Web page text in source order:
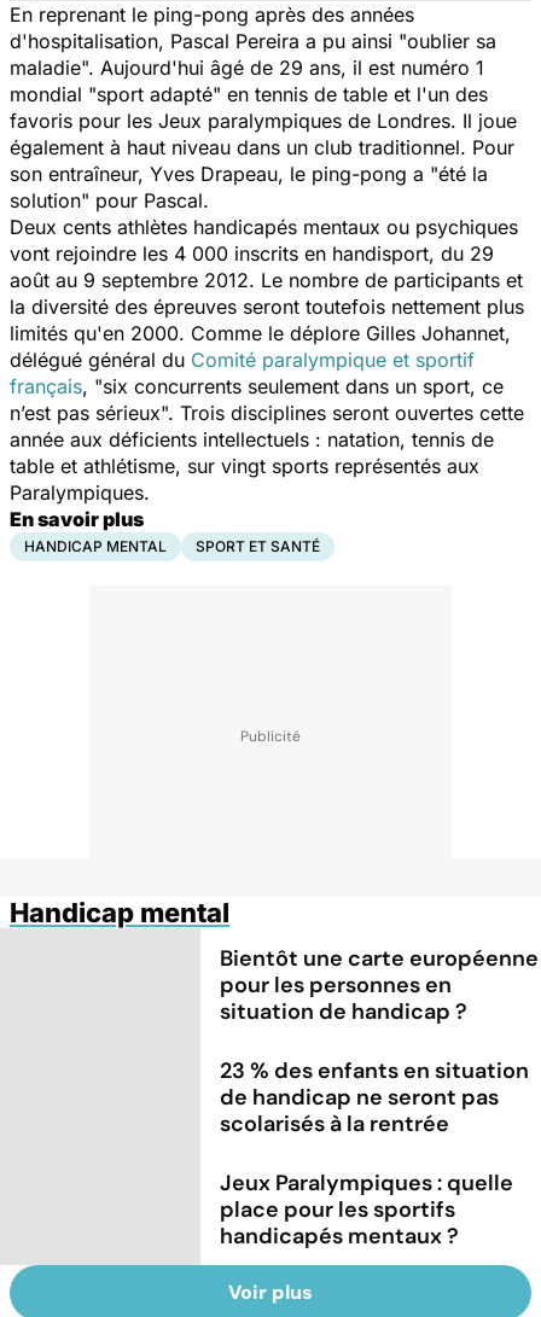
En reprenant le ping-pong après des années
d'hospitalisation, Pascal Pereira a pu ainsi "oublier sa
maladie". Aujourd'hui âgé de 29 ans, il est numéro 1
mondial "sport adapté" en tennis de table et l'un des
favoris pour les Jeux paralympiques de Londres. Il joue
également à haut niveau dans un club traditionnel. Pour
son entraîneur, Yves Drapeau, le ping-pong a "été la
solution" pour Pascal.
Deux cents athlètes handicapés mentaux ou psychiques
vont rejoindre les 4 000 inscrits en handisport, du 29
août au 9 septembre 2012. Le nombre de participants et
la diversité des épreuves seront toutefois nettement plus
limités qu'en 2000. Comme le déplore Gilles Johannet,
délégué général du Comité paralympique et sportif
français, "six concurrents seulement dans un sport, ce
n’est pas sérieux". Trois disciplines seront ouvertes cette
année aux déficients intellectuels : natation, tennis de
table et athlétisme, sur vingt sports représentés aux
Paralympiques.
En savoir plus
HANDICAP MENTAL SPORT ET SANTÉ
Handicap mental
Bientôt une carte européenne
pour les personnes en
situation de handicap ?
23 % des enfants en situation
de handicap ne seront pas
scolarisés à la rentrée
Jeux Paralympiques : quelle
place pour les sportifs
handicapés mentaux ?
Voir plus